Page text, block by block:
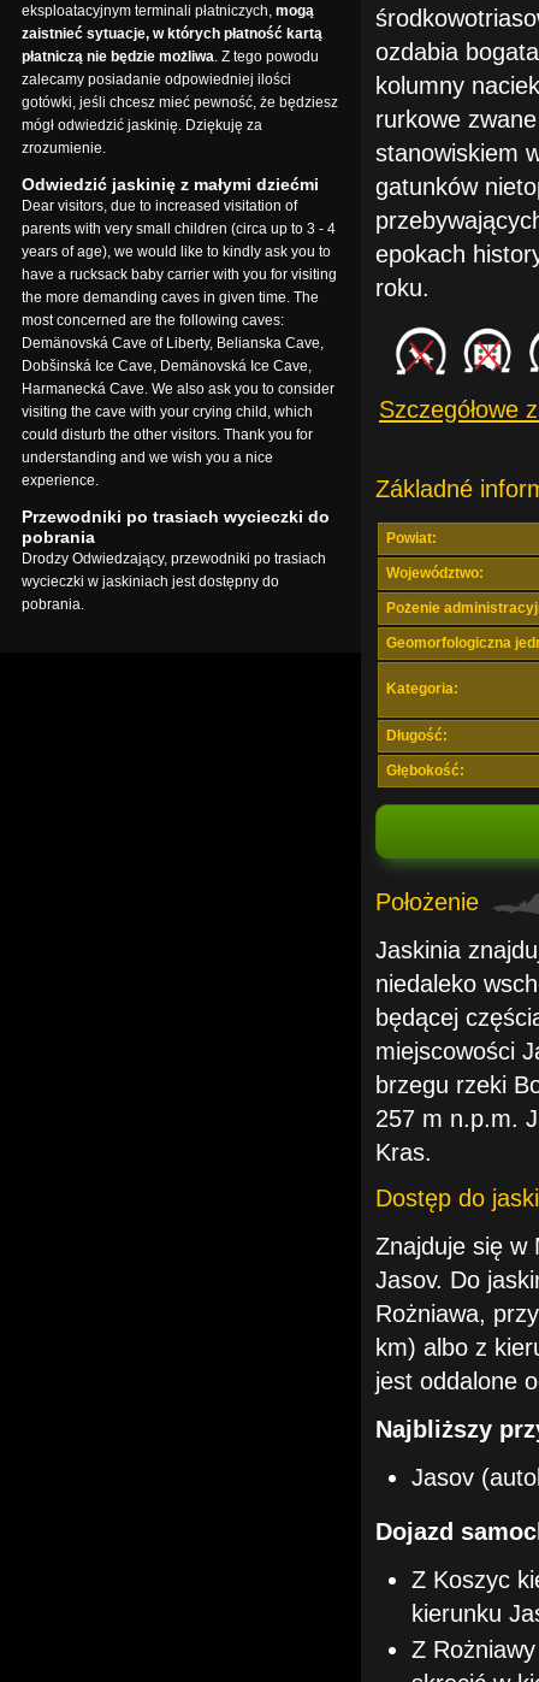
ozdabia
kolumny
rurkowe
stanowiskiem
gatunków
epokach
roku.
Szczegółowe
Základné
Powiat:
Województwo:
Pożenie
Geomorfologiczna
Kategoria:
Długość:
Głębokość:
Położenie
Jaskinia
niedaleko
będącej
miejscowości
brzegu rzeki
257 m n.p.m.
Kras.
Dostęp do
Znajduje się w
Jasov. Do
Rożniawa,
km) albo z
jest oddalone
Najbliższy
Jasov
Dojazd
Z Koszyc
kierunku
Z
eksploatacyjnym terminali płatniczych, mogą
zaistnieć sytuacje, w których płatność kartą
płatniczą nie będzie możliwa . Z tego powodu
zalecamy posiadanie odpowiedniej ilości
gotówki, jeśli chcesz mieć pewność, że będziesz
mógł odwiedzić jaskinię. Dziękuję za
zrozumienie.
Odwiedzić jaskinię z małymi dziećmi
Dear visitors, due to increased visitation of
parents with very small children (circa up to 3 - 4
years of age), we would like to kindly ask you to
have a rucksack baby carrier with you for visiting
the more demanding caves in given time. The
most concerned are the following caves:
Demänovská Cave of Liberty, Belianska Cave,
Dobšinská Ice Cave, Demänovská Ice Cave,
Harmanecká Cave. We also ask you to consider
visiting the cave with your crying child, which
could disturb the other visitors. Thank you for
understanding and we wish you a nice
experience.
Przewodniki po trasiach wycieczki do
pobrania
Drodzy Odwiedzający, przewodniki po trasiach
wycieczki w jaskiniach jest dostępny do
pobrania.